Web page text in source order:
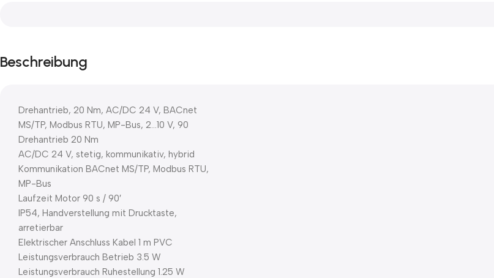
Beschreibung
Drehantrieb, 20 Nm, AC/DC 24 V, BACnet
MS/TP, Modbus RTU, MP-Bus, 2…10 V, 90
Drehantrieb 20 Nm
AC/DC 24 V, stetig, kommunikativ, hybrid
Kommunikation BACnet MS/TP, Modbus RTU,
MP-Bus
Laufzeit Motor 90 s / 90′
IP54, Handverstellung mit Drucktaste,
arretierbar
Elektrischer Anschluss Kabel 1 m PVC
Leistungsverbrauch Betrieb 3.5 W
Leistungsverbrauch Ruhestellung 1.25 W